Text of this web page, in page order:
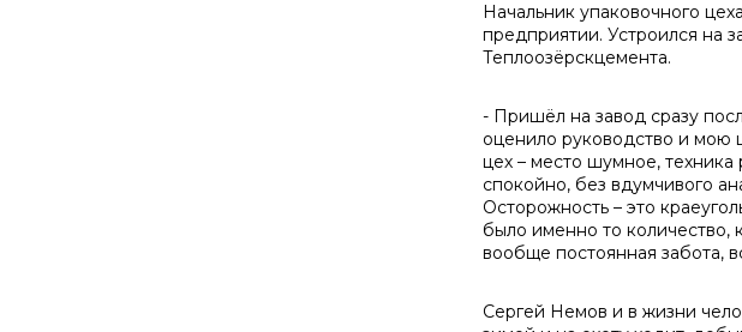
Начальник упаковочного
предприятии. Устроился на
Теплоозёрскцемента.
- Пришёл на завод сразу
оценило руководство и мою
цех – место шумное,
спокойно, без вдумчивого
Осторожность – это
было именно то
вообще постоянная забота,
Сергей Немов и в жизни